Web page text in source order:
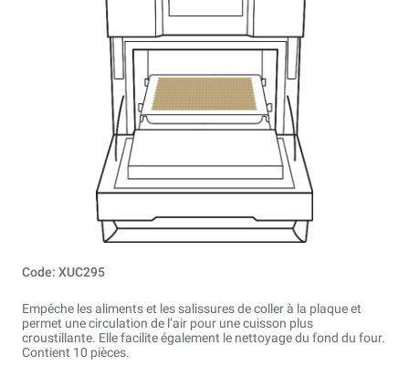
Code: XUC295
Empêche les aliments et les salissures de coller à la plaque et
permet une circulation de l’air pour une cuisson plus
croustillante. Elle facilite également le nettoyage du fond du four.
Contient 10 pièces.